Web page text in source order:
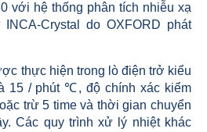
với hệ thống phân tích nhiễu xạ
Crystal do OXFORD phát
thực hiện trong lò điện trở kiểu
15 / phút ℃, độ chính xác kiểm
trừ 5 time và thời gian chuyển
Các quy trình xử lý nhiệt khác